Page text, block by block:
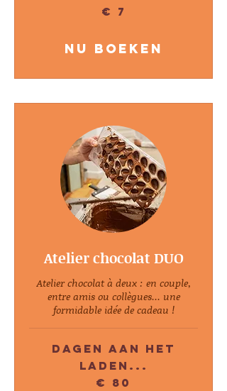
€ 7
Nu boeken
Atelier chocolat DUO
Atelier chocolat à deux : en couple,
entre amis ou collègues... une
formidable idée de cadeau !
Dagen aan het
laden...
€ 80